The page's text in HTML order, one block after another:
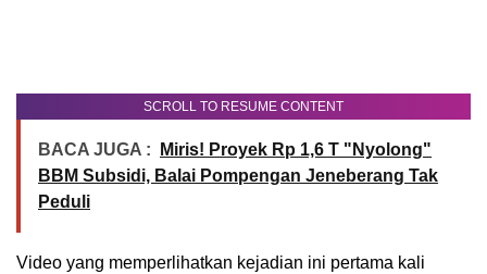
SCROLL TO RESUME CONTENT
BACA JUGA :
Miris! Proyek Rp 1,6 T "Nyolong"
BBM Subsidi, Balai Pompengan Jeneberang Tak
Peduli
Video yang memperlihatkan kejadian ini pertama kali